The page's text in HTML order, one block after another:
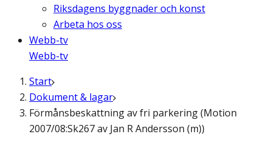
Riksdagens byggnader och konst
Arbeta hos oss
Webb-tv
Webb-tv
Start
Dokument & lagar
Förmånsbeskattning av fri parkering (Motion
2007/08:Sk267 av Jan R Andersson (m))